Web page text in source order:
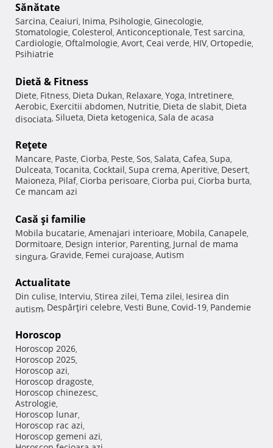
Sănătate
Sarcina, Ceaiuri, Inima, Psihologie, Ginecologie,
Stomatologie, Colesterol, Anticonceptionale, Test sarcina,
Cardiologie, Oftalmologie, Avort, Ceai verde, HIV, Ortopedie,
Psihiatrie
Dietă & Fitness
Diete, Fitness, Dieta Dukan, Relaxare, Yoga, Intretinere,
Aerobic, Exercitii abdomen, Nutritie, Dieta de slabit, Dieta
disociata, Silueta, Dieta ketogenica, Sala de acasa
Reţete
Mancare, Paste, Ciorba, Peste, Sos, Salata, Cafea, Supa,
Dulceata, Tocanita, Cocktail, Supa crema, Aperitive, Desert,
Maioneza, Pilaf, Ciorba perisoare, Ciorba pui, Ciorba burta,
Ce mancam azi
Casă şi familie
Mobila bucatarie, Amenajari interioare, Mobila, Canapele,
Dormitoare, Design interior, Parenting, Jurnal de mama
singura, Gravide, Femei curajoase, Autism
Actualitate
Din culise, Interviu, Stirea zilei, Tema zilei, Iesirea din
autism, Despărţiri celebre, Vesti Bune, Covid-19, Pandemie
Horoscop
Horoscop 2026,
Horoscop 2025,
Horoscop azi,
Horoscop dragoste,
Horoscop chinezesc,
Astrologie,
Horoscop lunar,
Horoscop rac azi,
Horoscop gemeni azi,